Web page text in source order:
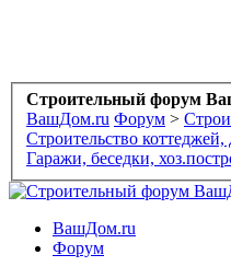
Строительный форум
ВашДом.ru Форум >
Строительство
Гаражи, беседки,
ВашДом.ru
Форум